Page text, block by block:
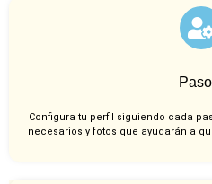
Configura tu perfil siguiendo cada
necesarios y fotos que ayudarán a